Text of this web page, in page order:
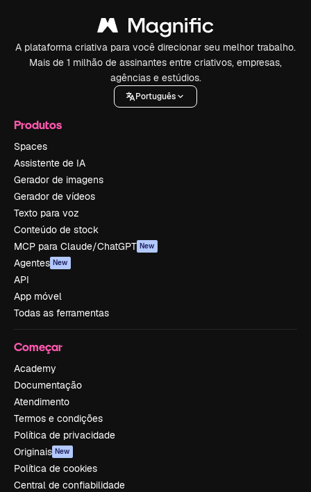
A plataforma criativa para você direcionar seu melhor trabalho.
Mais de 1 milhão de assinantes entre criativos, empresas,
agências e estúdios.
Português
Produtos
Spaces
Assistente de IA
Gerador de imagens
Gerador de vídeos
Texto para voz
Conteúdo de stock
MCP para Claude/ChatGPT New
Agentes New
API
App móvel
Todas as ferramentas
Começar
Academy
Documentação
Atendimento
Termos e condições
Política de privacidade
Originais New
Política de cookies
Central de confiabilidade